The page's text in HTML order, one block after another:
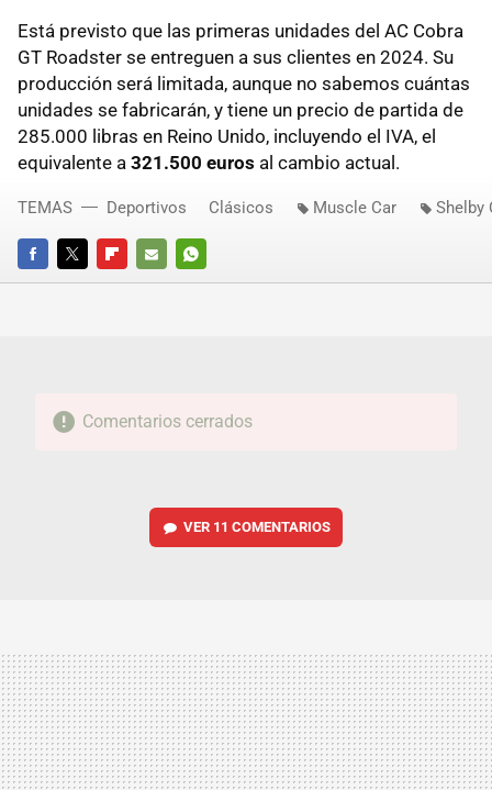
Está previsto que las primeras unidades del AC Cobra
GT Roadster se entreguen a sus clientes en 2024. Su
producción será limitada, aunque no sabemos cuántas
unidades se fabricarán, y tiene un precio de partida de
285.000 libras en Reino Unido, incluyendo el IVA, el
equivalente a 321.500 euros al cambio actual.
FACEBOOKTWITTERFLIPBOARD
E-
WHATSAPP
TEMAS Deportivos Clásicos Muscle Car Shelby
Comentarios cerrados
VER 11 COMENTARIOS